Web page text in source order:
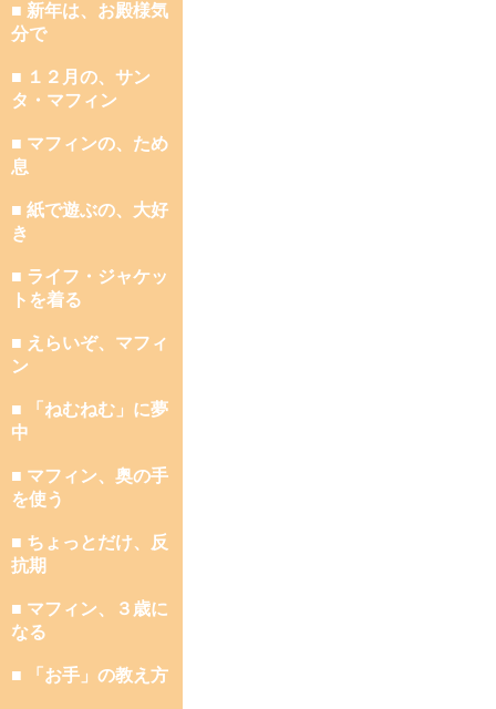
■ 新年は、お殿様気
分で
■ １２月の、サン
タ・マフィン
■ マフィンの、ため
息
■ 紙で遊ぶの、大好
き
■ ライフ・ジャケッ
トを着る
■ えらいぞ、マフィ
ン
■ 「ねむねむ」に夢
中
■ マフィン、奥の手
を使う
■ ちょっとだけ、反
抗期
■ マフィン、３歳に
なる
■ 「お手」の教え方